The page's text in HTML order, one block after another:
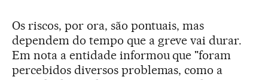
Os riscos, por ora, são pontuais, mas
dependem do tempo que a greve vai durar.
Em nota a entidade informou que "foram
percebidos diversos problemas, como a